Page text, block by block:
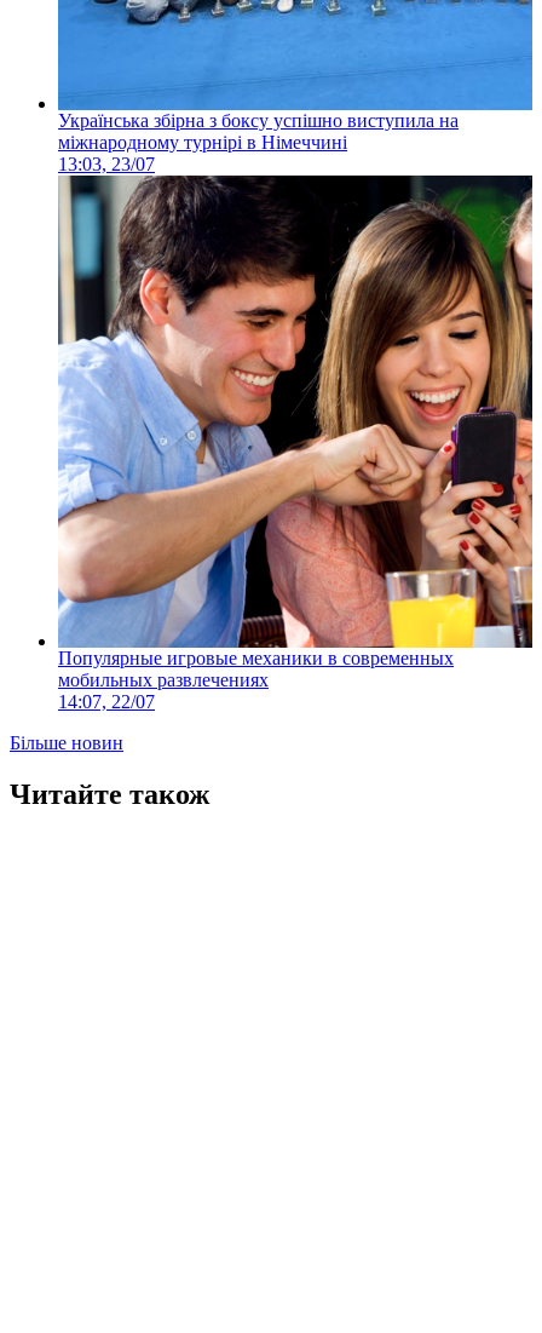
Українська збірна з боксу успішно виступила на
міжнародному турнірі в Німеччині
13:03, 23/07
Популярные игровые механики в современных
мобильных развлечениях
14:07, 22/07
Більше новин
Читайте також